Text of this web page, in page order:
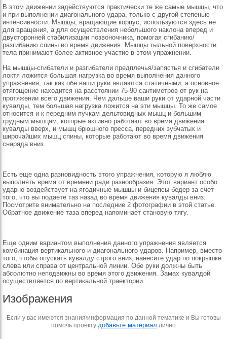
В этом движении задействуются практически те же самые мышцы, что
и при выполнении диагонального удара, только с другой степенью
интенсивности. Мышцы, вращающие корпус, используются здесь не
для вращения, а для осуществления небольшого наклона вперед и
двусторонней стабилизации позвоночника, помогая сгибанию/
разгибанию спины во время движения. Мышцы тыльной поверхности
тела принимают более активное участие в этом упражнении.
На мышцы-сгибатели и разгибатели предплечья/запястья и сгибатели
локтя ложится большая нагрузка во время выполнения данного
упражнения, так как обе ваши руки являются статичными, а основное
отягощение находится на расстоянии 75-90 сантиметров от рук на
протяжении всего движения. Чем дальше ваши руки от ударной части
кувалды, тем большая нагрузка ложится на эти мышцы. То же самое
относится и к передним пучкам дельтовидных мышц и большим
грудным мышцам, которые активно работают во время движения
кувалды вверх, и мышц брюшного пресса, передних зубчатых и
широчайших мышц спины, которые работают во время движения
снаряда вниз.
Есть еще одна разновидность этого упражнения, которую я люблю
выполнять время от времени ради разнообразия. Этот вариант особо
ударно воздействует на ягодичные мышцы и бицепсы бедер за счет
того, что вы подаете таз назад во время движения кувалды вниз.
Посмотрите внимательно на последние 2 фотографии в этой статье.
Обратное движение таза вперед напоминает становую тягу.
Еще одним вариантом выполнения данного упражнения является
комбинация вертикального и диагонального ударов. Например, вместо
того, чтобы опускать кувалду строго вниз, нанесите удар по покрышке
слева или справа от центральной линии. Обе руки должны быть
абсолютно неподвижны во время этого движения. Замах кувалдой
осуществляется по вертикальной траектории.
Изображения
Если у вас имеются знания\информация по данной тематике и Вы готовы
помочь проекту добавьте материал лично